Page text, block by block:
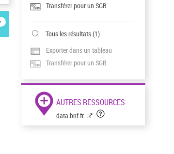
Transférer pour un SGB
Tous les résultats(1)
Exporter dans un tableau
Transférer pour un SGB
AUTRES RESSOURCES
data.bnf.fr